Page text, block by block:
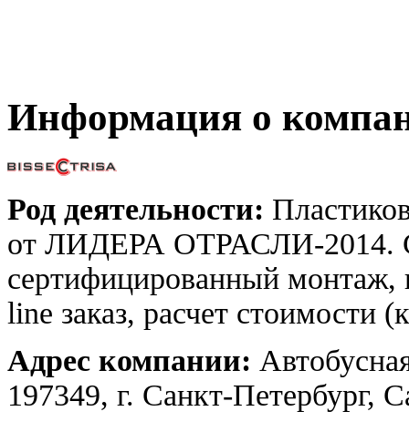
Информация о
Род деятельности:
от ЛИДЕРА ОТРАСЛИ-2014.
сертифицированный
line заказ, расчет стоимости
Адрес компании:
197349, г. Санкт-Петербург,